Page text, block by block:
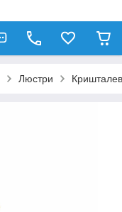
Люстри